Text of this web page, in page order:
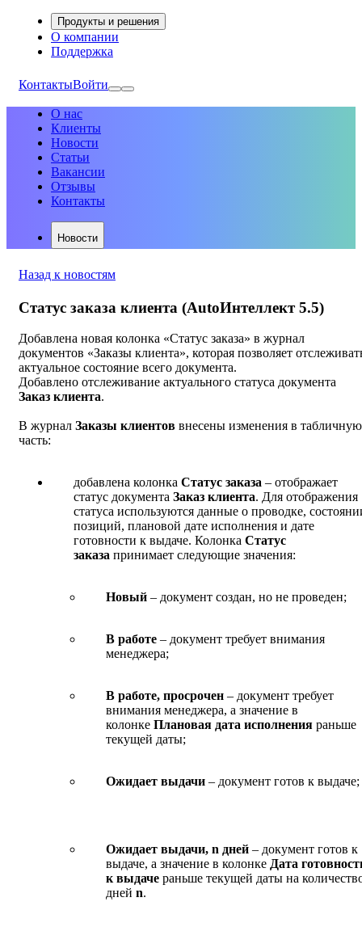
Продукты и решения
О компании
Поддержка
КонтактыВойти
О нас
Клиенты
Новости
Статьи
Вакансии
Отзывы
Контакты
Новости
Назад к новостям
Статус заказа клиента (AutoИнтеллект 5.5)
Добавлена новая колонка «Статус заказа» в журнал
документов «Заказы клиента», которая позволяет
актуальное состояние всего документа.
Добавлено отслеживание актуального статуса документа
Заказ клиента.
В журнал Заказы клиентов внесены изменения в табличную
часть:
добавлена колонка Статус заказа – отображает
статус документа Заказ клиента. Для отображения
статуса используются данные о проводке,
позиций, плановой дате исполнения и дате
готовности к выдаче. Колонка Статус
заказа принимает следующие значения:
Новый – документ создан, но не проведен;
В работе – документ требует внимания
менеджера;
В работе, просрочен – документ требует
внимания менеджера, а значение в
колонке Плановая дата исполнения раньше
текущей даты;
Ожидает выдачи – документ готов к выдаче;
Ожидает выдачи, n дней – документ готов к
выдаче, а значение в колонке Дата
к выдаче раньше текущей даты на
дней n.